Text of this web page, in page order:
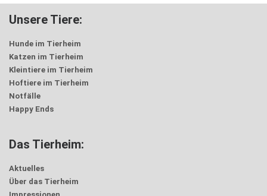
Unsere Tiere:
Hunde im Tierheim
Katzen im Tierheim
Kleintiere im Tierheim
Hoftiere im Tierheim
Notfälle
Happy Ends
Das Tierheim:
Aktuelles
Über das Tierheim